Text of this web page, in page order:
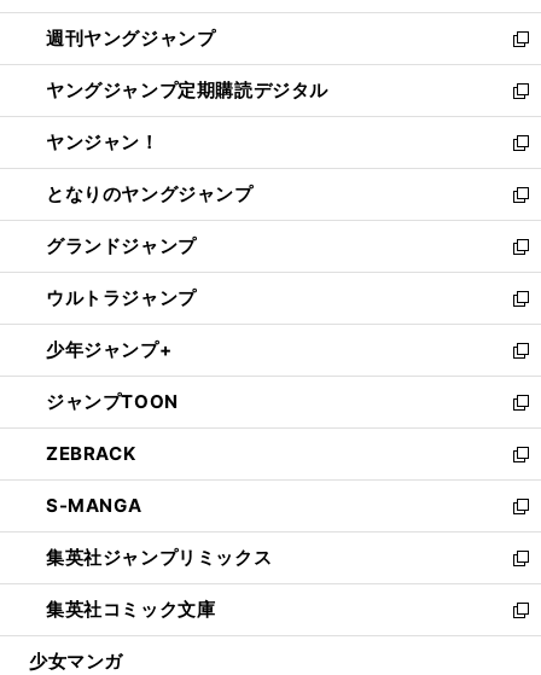
開
く
ウ
で
開
く
ン
ド
ウ
で
開
く
ウ
ィ
ン
ド
ウ
で
開
く
週刊ヤングジャンプ
新
し
い
ウ
ィ
ン
ド
ウ
で
開
く
ヤングジャンプ定期購読デジタル
新
し
い
ウ
ィ
ン
ド
ウ
で
開
く
ヤンジャン！
新
し
い
ウ
ィ
ン
ド
ウ
で
開
く
となりのヤングジャンプ
新
し
い
ウ
ィ
ン
ド
ウ
で
開
く
グランドジャンプ
新
し
い
ウ
ィ
ン
ド
ウ
で
開
く
ウルトラジャンプ
新
し
い
ウ
ィ
ン
ド
ウ
で
開
く
少年ジャンプ+
新
し
い
ウ
ィ
ン
ド
ウ
で
開
く
ジャンプTOON
新
し
い
ウ
ィ
ン
ド
ウ
で
開
ZEBRACK
新
し
い
ウ
ィ
ン
ド
ウ
S-MANGA
新
し
い
ウ
ィ
ン
集英社ジャンプリミックス
新
し
い
ウ
集英社コミック文庫
新
し
少女マンガ